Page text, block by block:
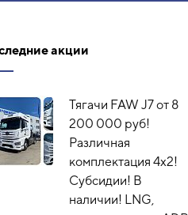
акции
Тягачи FAW J7 от 8
200 000 руб!
Различная
комплектация 4х2!
Субсидии! В
наличии! LNG,